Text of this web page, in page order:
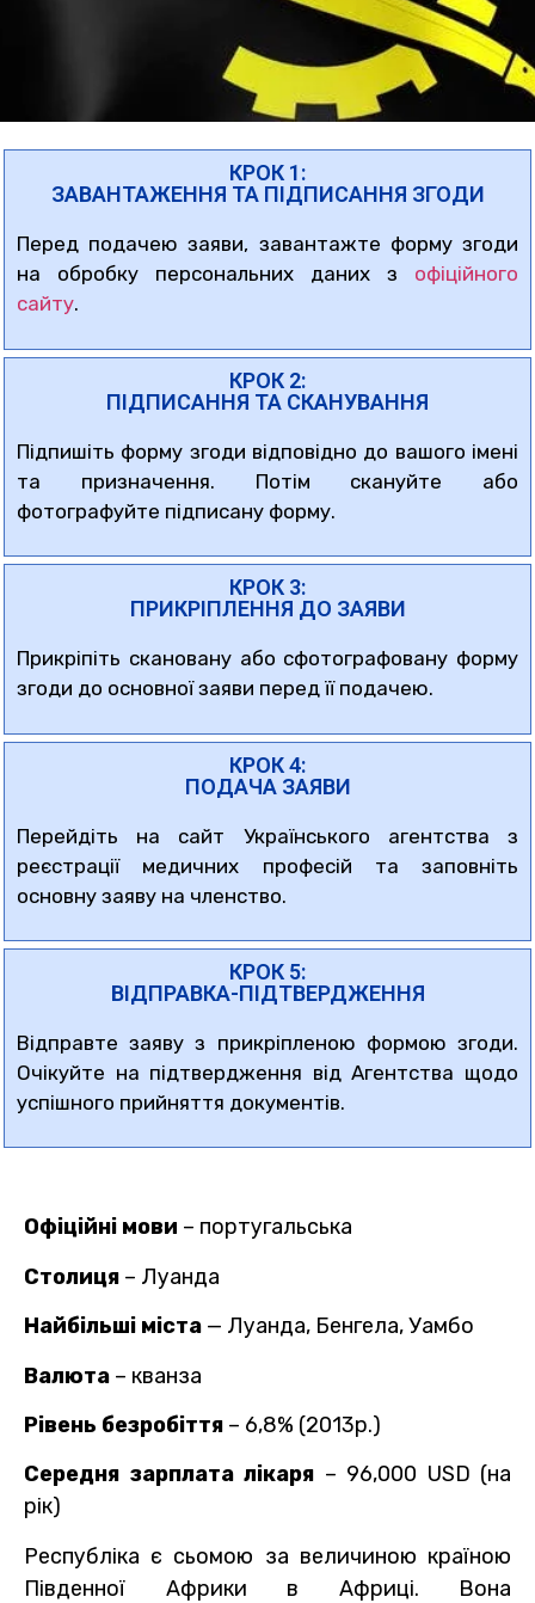
КРОК 1:
ЗАВАНТАЖЕННЯ ТА ПІДПИСАННЯ ЗГОДИ
Перед подачею заяви, завантажте форму згоди
на обробку персональних даних з офіційного
сайту.
КРОК 2:
ПІДПИСАННЯ ТА СКАНУВАННЯ
Підпишіть форму згоди відповідно до вашого імені
та призначення. Потім скануйте або
фотографуйте підписану форму.
КРОК 3:
ПРИКРІПЛЕННЯ ДО ЗАЯВИ
Прикріпіть скановану або сфотографовану форму
згоди до основної заяви перед її подачею.
КРОК 4:
ПОДАЧА ЗАЯВИ
Перейдіть на сайт Українського агентства з
реєстрації медичних професій та заповніть
основну заяву на членство.
КРОК 5:
ВІДПРАВКА-ПІДТВЕРДЖЕННЯ
Відправте заяву з прикріпленою формою згоди.
Очікуйте на підтвердження від Агентства щодо
успішного прийняття документів.
Офіційні мови – португальська
Столиця – Луанда
Найбільші міста — Луанда, Бенгела, Уамбо
Валюта – кванза
Рівень безробіття – 6,8% (2013р.)
Середня зарплата лікаря – 96,000 USD (на
рік)
Республіка є сьомою за величиною країною
Південної Африки в Африці. Вона